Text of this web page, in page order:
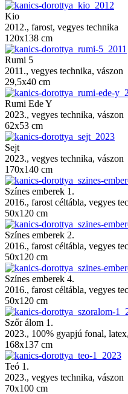
Kio
2012., farost, vegyes technika
120x138 cm
Rumi 5
2011., vegyes technika, vászon
29,5x40 cm
Rumi Ede Y
2023., vegyes technika, vászon
62x53 cm
Sejt
2023., vegyes technika, vászon
170x140 cm
Színes emberek 1.
2016., farost céltábla, vegyes
50x120 cm
Színes emberek 2.
2016., farost céltábla, vegyes
50x120 cm
Színes emberek 4.
2016., farost céltábla, vegyes
50x120 cm
Szőr álom 1.
2023., 100% gyapjú fonal,
168x137 cm
Teó 1.
2023., vegyes technika, vászon
70x100 cm